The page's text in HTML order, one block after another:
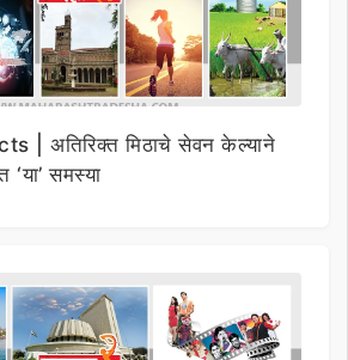
| अतिरिक्त मिठाचे सेवन केल्याने
‘या’ समस्या